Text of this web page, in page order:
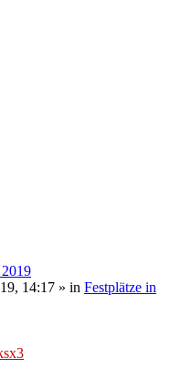
14:17 » in Festplätze in